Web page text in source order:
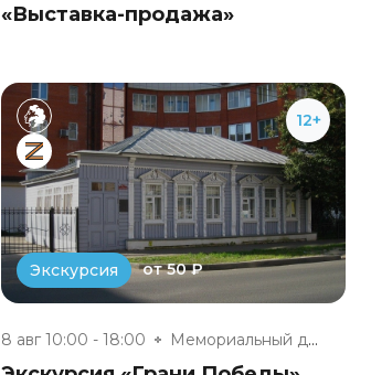
«Выставка-продажа»
12+
Экскурсия от 50 ₽
8 авг 10:00 - 18:00 Мемориальный дом Г. С. Батеньк...